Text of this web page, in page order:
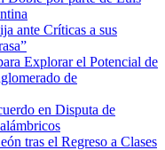
ante Críticas a sus
Explorar el Potencial de
de
en Disputa de
tras el Regreso a Clases